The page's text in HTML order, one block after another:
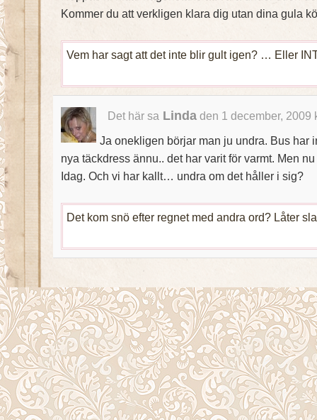
Kommer du att verkligen klara dig utan dina gula
Vem har sagt att det inte blir gult igen? … Eller
Det här sa Lindaden 1 december, 2009
Ja onekligen börjar man ju undra. Bus har
nya täckdress ännu.. det har varit för varmt. Men
Idag. Och vi har kallt… undra om det håller i sig?
Det kom snö efter regnet med andra ord? Låter